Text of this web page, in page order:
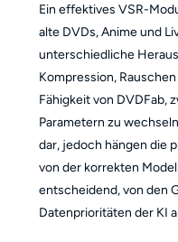
Ein effektives VSR-
alte DVDs, Anime und
unterschiedliche
Kompression,
Fähigkeit von DVDFab,
Parametern zu
dar, jedoch hängen die
von der korrekten
entscheidend, von den
Datenprioritäten der KI